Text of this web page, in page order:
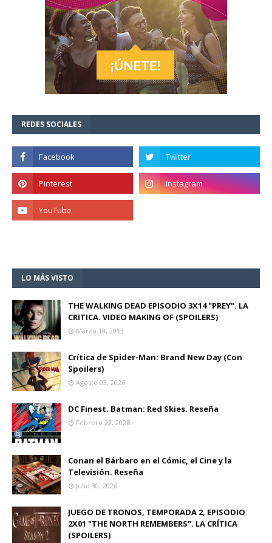
REDES SOCIALES
LO MÁS VISTO
THE WALKING DEAD EPISODIO 3X14 "PREY". LA
CRITICA. VIDEO MAKING OF (SPOILERS)
Marzo 18, 2013
Crítica de Spider-Man: Brand New Day (Con
Spoilers)
Agosto 03, 2026
DC Finest. Batman: Red Skies. Reseña
Febrero 22, 2026
Conan el Bárbaro en el Cómic, el Cine y la
Televisión. Reseña
Julio 30, 2026
JUEGO DE TRONOS, TEMPORADA 2, EPISODIO
2X01 "THE NORTH REMEMBERS". LA CRÍTICA
(SPOILERS)